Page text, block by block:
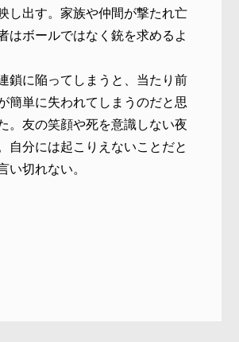
し出す。家族や仲間が撃たれ亡
はボールではなく銃を求めるよ
鎖に陥ってしまうと、当たり前
簡単に失われてしまうのだと思
。友の笑顔や死を意識しない夜
自分には起こりえないことだと
い切れない。